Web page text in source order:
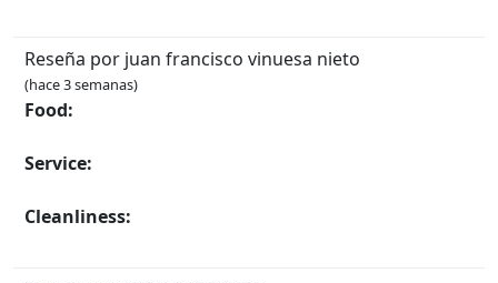
Reseña por juan francisco vinuesa nieto
(hace 3 semanas)
Food:
Service:
Cleanliness: